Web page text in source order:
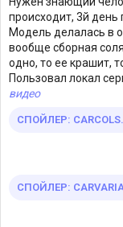
происходит, 3й день
Модель делалась в
вообще сборная
одно, то ее крашит,
Пользовал локал
видео
СПОЙЛЕР:
СПОЙЛЕР: